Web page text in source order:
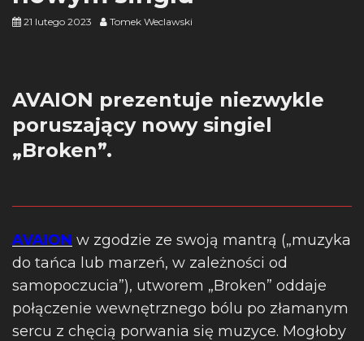
21 lutego 2023 Tomek Weclawski
AVAION prezentuje niezwykle
poruszający nowy singiel
„Broken”.
AVAION w zgodzie ze swoją mantrą („muzyka
do tańca lub marzeń, w zależności od
samopoczucia”), utworem „Broken” oddaje
połączenie wewnętrznego bólu po złamanym
sercu z chęcią porwania się muzyce. Mogłoby